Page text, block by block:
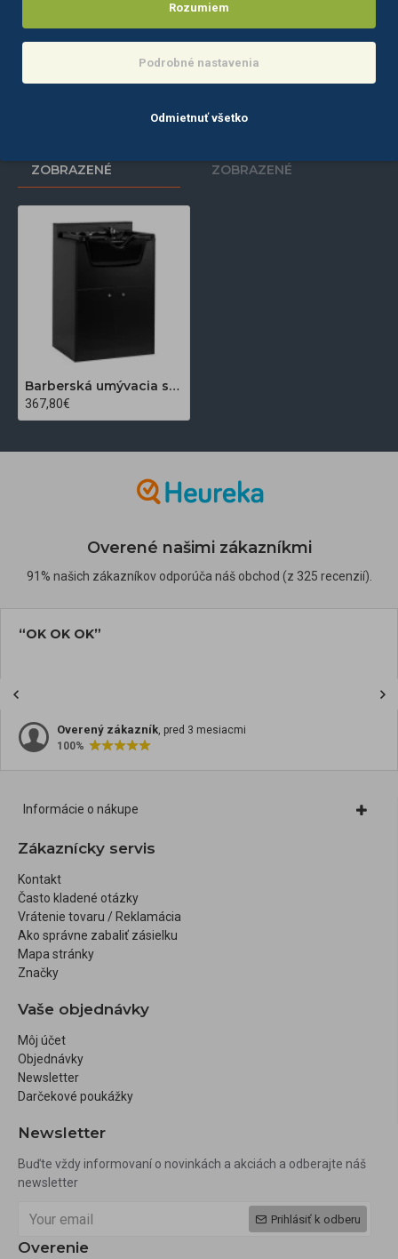
Gabbiano Bilbao kadernícky umývací box šedo-béžový
613,80€ 586,50€
Do košíka
ZOBRAZENÉ
ZOBRAZENÉ
Barberská umývacia skrinka Gabbiano BB 06 čierna
367,80€
Overené našimi zákazníkmi
91% našich zákazníkov odporúča náš obchod (z 325 recenzií).
“OK OK OK”
Overený zákazník, pred 3 mesiacmi
100%
Informácie o nákupe
Zákaznícky servis
Kontakt
Často kladené otázky
Vrátenie tovaru / Reklamácia
Ako správne zabaliť zásielku
Mapa stránky
Značky
Vaše objednávky
Môj účet
Objednávky
Newsletter
Darčekové poukážky
Newsletter
Buďte vždy informovaní o novinkách a akciách a odberajte náš
newsletter
Prihlásiť k odberu
Overenie
Rozumiem
Podrobné nastavenia
Odmietnuť všetko